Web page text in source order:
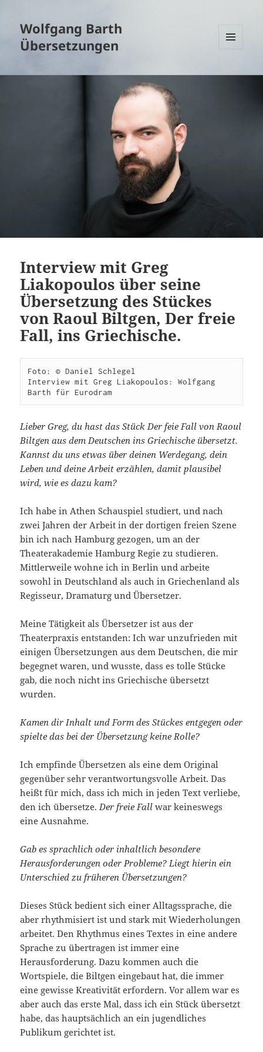
Wolfgang Barth
Übersetzungen
WIDGETS
Interview mit Greg
Liakopoulos über seine
Übersetzung des Stückes
von Raoul Biltgen, Der freie
Fall, ins Griechische.
Foto: © Daniel Schlegel
Interview mit Greg Liakopoulos: Wolfgang
Barth für Eurodram
Lieber Greg, du hast das Stück Der feie Fall von Raoul
Biltgen aus dem Deutschen ins Griechische übersetzt.
Kannst du uns etwas über deinen Werdegang, dein
Leben und deine Arbeit erzählen, damit plausibel
wird, wie es dazu kam?
Ich habe in Athen Schauspiel studiert, und nach
zwei Jahren der Arbeit in der dortigen freien Szene
bin ich nach Hamburg gezogen, um an der
Theaterakademie Hamburg Regie zu studieren.
Mittlerweile wohne ich in Berlin und arbeite
sowohl in Deutschland als auch in Griechenland als
Regisseur, Dramaturg und Übersetzer.
Meine Tätigkeit als Übersetzer ist aus der
Theaterpraxis entstanden: Ich war unzufrieden mit
einigen Übersetzungen aus dem Deutschen, die mir
begegnet waren, und wusste, dass es tolle Stücke
gab, die noch nicht ins Griechische übersetzt
wurden.
Kamen dir Inhalt und Form des Stückes entgegen oder
spielte das bei der Übersetzung keine Rolle?
Ich empfinde Übersetzen als eine dem Original
gegenüber sehr verantwortungsvolle Arbeit. Das
heißt für mich, dass ich mich in jeden Text verliebe,
den ich übersetze. Der freie Fall war keineswegs
eine Ausnahme.
Gab es sprachlich oder inhaltlich besondere
Herausforderungen oder Probleme? Liegt hierin ein
Unterschied zu früheren Übersetzungen?
Dieses Stück bedient sich einer Alltagssprache, die
aber rhythmisiert ist und stark mit Wiederholungen
arbeitet. Den Rhythmus eines Textes in eine andere
Sprache zu übertragen ist immer eine
Herausforderung. Dazu kommen auch die
Wortspiele, die Biltgen eingebaut hat, die immer
eine gewisse Kreativität erfordern. Vor allem war es
aber auch das erste Mal, dass ich ein Stück übersetzt
habe, das hauptsächlich an ein jugendliches
Publikum gerichtet ist.